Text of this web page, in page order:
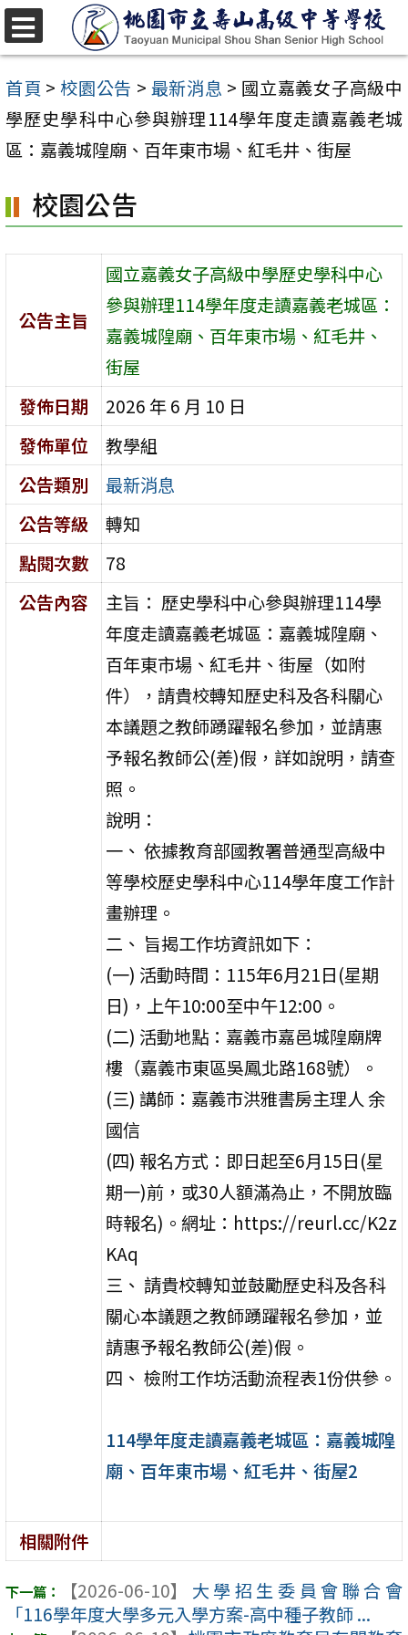
跳
至
主
要
內
區
首頁 > 校園公告 > 最新消息 > 國立嘉義女子高級中
學歷史學科中心參與辦理114學年度走讀嘉義老城
區：嘉義城隍廟、百年東市場、紅毛井、街屋
校園公告
公告主旨
國立嘉義女子高級中學歷史學科中心
參與辦理114學年度走讀嘉義老城區：
嘉義城隍廟、百年東市場、紅毛井、
街屋
發佈日期
2026 年 6 月 10 日
發佈單位
教學組
公告類別
最新消息
公告等級
轉知
點閱次數
78
公告內容
主旨： 歷史學科中心參與辦理114學
年度走讀嘉義老城區：嘉義城隍廟、
百年東市場、紅毛井、街屋（如附
件），請貴校轉知歷史科及各科關心
本議題之教師踴躍報名參加，並請惠
予報名教師公(差)假，詳如說明，請查
照。
說明：
一、 依據教育部國教署普通型高級中
等學校歷史學科中心114學年度工作計
畫辦理。
二、 旨揭工作坊資訊如下：
(一) 活動時間：115年6月21日(星期
日)，上午10:00至中午12:00。
(二) 活動地點：嘉義市嘉邑城隍廟牌
樓（嘉義市東區吳鳳北路168號）。
(三) 講師：嘉義市洪雅書房主理人 余
國信
(四) 報名方式：即日起至6月15日(星
期一)前，或30人額滿為止，不開放臨
時報名)。網址：https://reurl.cc/K2z
KAq
三、 請貴校轉知並鼓勵歷史科及各科
關心本議題之教師踴躍報名參加，並
請惠予報名教師公(差)假。
四、 檢附工作坊活動流程表1份供參。
114學年度走讀嘉義老城區：嘉義城隍
廟、百年東市場、紅毛井、街屋2
相關附件
【2026-06-10】
大學招生委員會聯合會
「116學年度大學多元入學方案-高中種子教師 ...
選
單